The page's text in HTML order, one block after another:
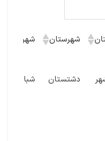
شهرستان شهر
شهرستان شهر دشتستان شبانکاره